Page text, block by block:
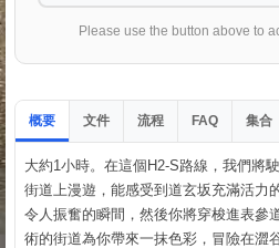
Please use the button above to
概要 文件 流程 FAQ 集合
大約1小時。在這個H2-S路線，我們將
街道上漫遊，能感受到道玄坂充滿活力
令人振奮的瞬間，然後你將穿梭進表參
術的街道為你帶來一抹色彩，冒險在澀